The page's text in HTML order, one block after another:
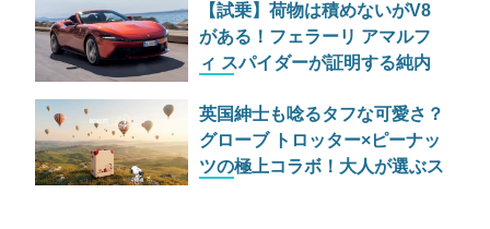
【試乗】荷物は積めないがV8
がある！フェラーリ アマルフ
ィ スパイダーが証明する純内
英国紳士も唸るタフな可愛さ？
グローブ トロッター×ピーナッ
ツの極上コラボ！大人が選ぶス